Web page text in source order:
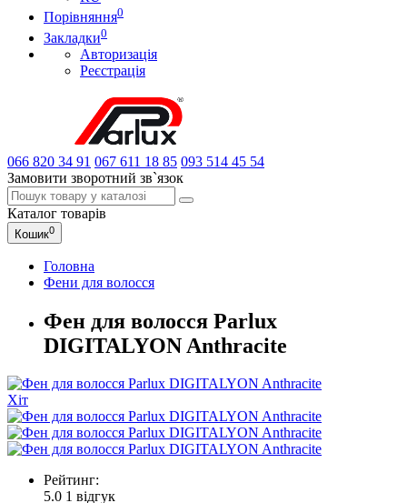
Порівняння0
Закладки0
Авторизація
Реєстрація
066 820 34 91 067 611 18 85 093 514 45 54
Замовити зворотний зв`язок
Каталог товарів
Кошик0
Головна
Фени для волосся
Фен для волосся Parlux
DIGITALYON Anthracite
Хіт
Рейтинг:
5.0 1 відгук